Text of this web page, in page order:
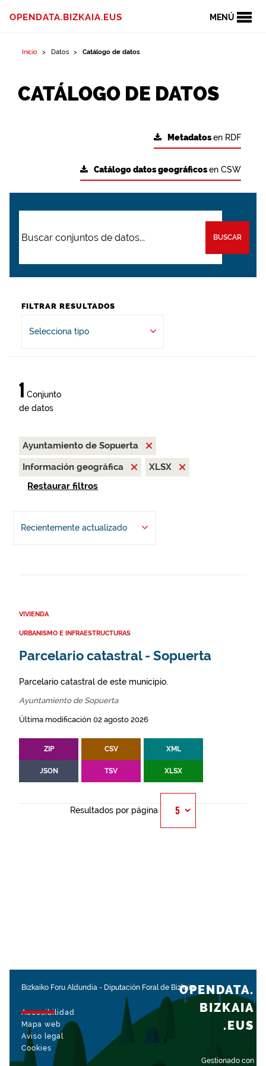
MENÚ
OPENDATA.BIZKAIA.EUS
Inicio Datos Catálogo de datos
CATÁLOGO DE DATOS
Metadatosen RDF
Catálogo datos geográficosen CSW
BUSCAR
FILTRAR RESULTADOS
Selecciona tipo
1 Conjunto
de datos
Ayuntamiento de Sopuerta
Información geográfica
XLSX
Restaurar filtros
Recientemente actualizado
VIVIENDA
URBANISMO E INFRAESTRUCTURAS
Parcelario catastral - Sopuerta
Parcelario catastral de este municipio.
Ayuntamiento de Sopuerta
Última modificación 02 agosto 2026
ZIP CSV XML
JSON TSV XLSX
Resultados por página
Bizkaiko Foru Aldundia - Diputación Foral de Bizkaia
Accesibilidad
Mapa web
Aviso legal
Cookies
Gestionado con
OPENDATA.
BIZKAIA
.EUS